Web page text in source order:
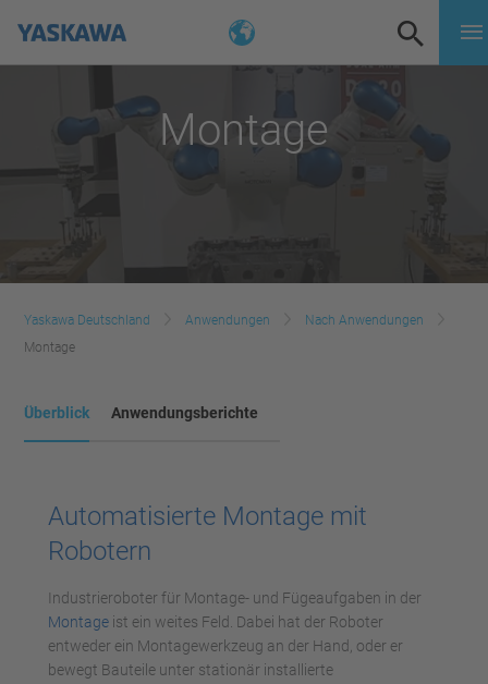
Montage
Yaskawa Deutschland Anwendungen
Nach Anwendungen
Montage
Überblick Anwendungsberichte
Automatisierte Montage mit
Robotern
Industrieroboter für Montage- und Fügeaufgaben in der
Montage ist ein weites Feld. Dabei hat der Roboter
entweder ein Montagewerkzeug an der Hand, oder er
bewegt Bauteile unter stationär installierte